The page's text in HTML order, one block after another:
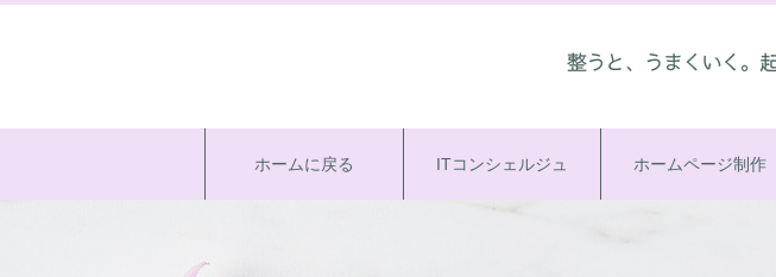
ホームに戻る ITコンシェルジュ ホームページ制作